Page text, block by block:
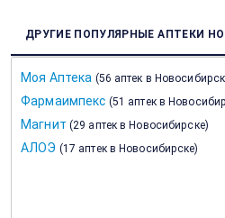
ДРУГИЕ ПОПУЛЯРНЫЕ АПТЕКИ
Моя Аптека (56 аптек в
Фармаимпекс (51 аптек в
Магнит (29 аптек в Новосибирске)
АЛОЭ (17 аптек в Новосибирске)